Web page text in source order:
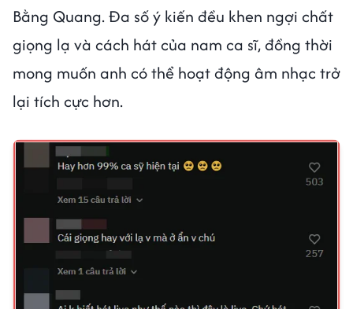
Bằng Quang. Đa số ý kiến đều khen ngợi chất
giọng lạ và cách hát của nam ca sĩ, đồng thời
mong muốn anh có thể hoạt động âm nhạc trở
lại tích cực hơn.